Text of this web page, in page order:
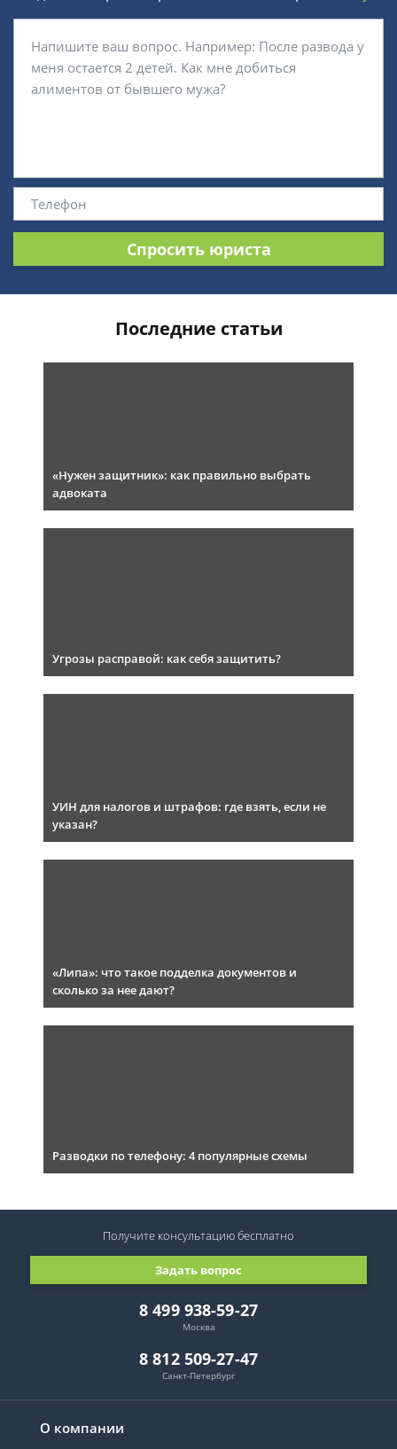
Спросить юриста
Последние статьи
«Нужен защитник»: как правильно выбрать
адвоката
Угрозы расправой: как себя защитить?
УИН для налогов и штрафов: где взять, если не
указан?
«Липа»: что такое подделка документов и
сколько за нее дают?
Разводки по телефону: 4 популярные схемы
О компании
8 499 938-59-27
Москва
8 812 509-27-47
Санкт-Петербург
Задать вопрос
Получите консультациюбесплатно